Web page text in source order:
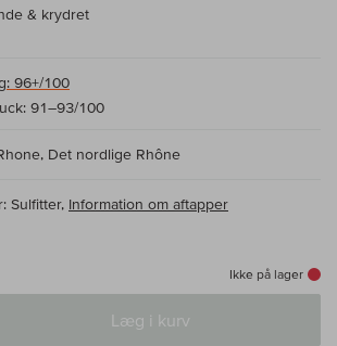
& krydret
96+/100
91–93/100
Det nordlige Rhône
Sulfitter, Information om aftapper
Ikke på lager
Læg i kurv